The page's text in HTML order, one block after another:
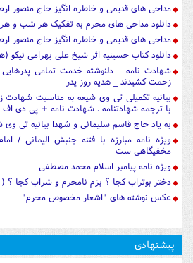
مداحی های قدیمی و خاطره انگیز حاج منصور
دانلود مداحی های محرم به تفکیک هر شب و
مداحی های قدیمی و خاطره انگیز حاج منصور
دانلود کتاب حسینیه اثر شیخ علی بهرامی نیکو
شهادت نامه _ دلنوشته خدمت تمامی
زحمت کشیدند _ هدیه روز پدر
بیانیه تکمیلی تی وی شیعه به مناسبت شهادت
با ترجمه شهادتنامه . شهادت نامه + پی دی
به یاد حاج قاسم سلیمانی و شهدا بیانیه تی وی
ویژه نامه مبارزه با فتنه جنبش الیمانی /
مخفیگاهی ست
ویژه نامه پیامبر اسلام محمد مصطفی
دختر بوتراب کجا ؟ بزم نامحرم و شراب کجا
عکس نوشته های "اشعار مخصوص محرم"
پیشنهادی